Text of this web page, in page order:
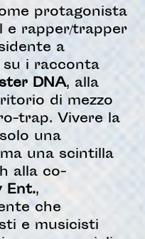
protagonista
e rapper/trapper
a
i racconta
DNA, alla
di mezzo
trap. Vivere la
una
una scintilla
alla co-
Ent.,
che
e musicisti